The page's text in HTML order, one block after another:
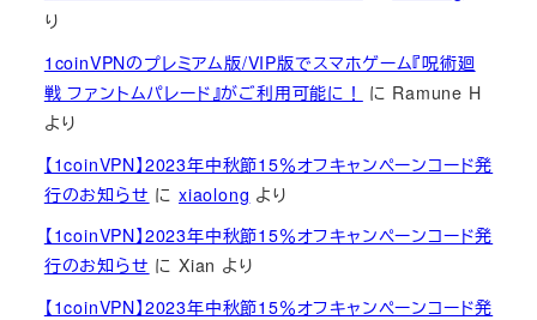
り
1coinVPNのプレミアム版/VIP版でスマホゲーム『呪術廻
戦 ファントムパレード』がご利用可能に！
に Ramune H
より
【1coinVPN】2023年中秋節15％オフキャンペーンコード発
行のお知らせ にxiaolong より
【1coinVPN】2023年中秋節15％オフキャンペーンコード発
行のお知らせ にXian より
【1coinVPN】2023年中秋節15％オフキャンペーンコード発